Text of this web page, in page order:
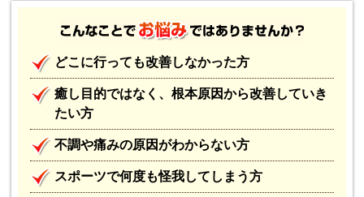
どこに行っても改善しなかった方
癒し目的ではなく、根本原因から改善していき
たい方
不調や痛みの原因がわからない方
スポーツで何度も怪我してしまう方